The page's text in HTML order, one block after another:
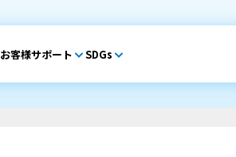
お客様サポート SDGs